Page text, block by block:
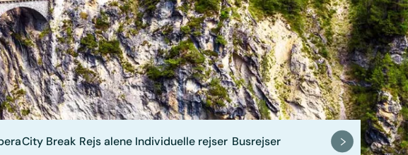
City Break Rejs alene Individuelle rejser Busrejser